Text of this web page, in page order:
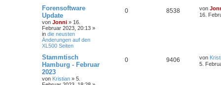
Forensoftware
Update
von Jonni » 16.
Februar 2023, 20:13 »
in die neusten
Änderungen auf den
XL500 Seiten
0 8538 von
16.
Stammtisch
Hamburg - Februar
2023
von Kristian » 5.
0 9406 von
5.